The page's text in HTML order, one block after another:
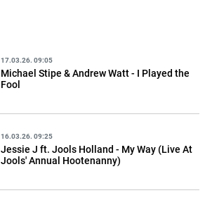
17.03.26. 09:05
Michael Stipe & Andrew Watt - I Played the
Fool
16.03.26. 09:25
Jessie J ft. Jools Holland - My Way (Live At
Jools' Annual Hootenanny)